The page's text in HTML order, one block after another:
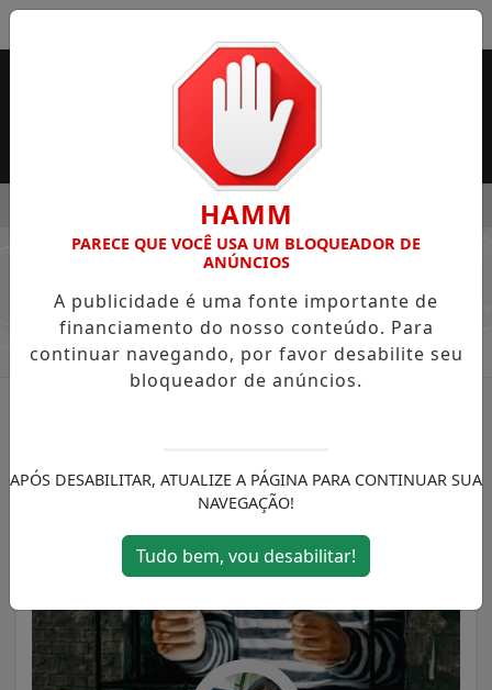
ROSSI SERÁ BREVEMENTE INAUGURADA EM
EM ALTA
/ COLUNAS LUA SOUZA
HAMM
PARECE QUE VOCÊ USA UM BLOQUEADOR DE
ANÚNCIOS
A publicidade é uma fonte importante de
financiamento do nosso conteúdo. Para
continuar navegando, por favor desabilite seu
bloqueador de anúncios.
APÓS DESABILITAR, ATUALIZE A PÁGINA PARA CONTINUAR SUA
NAVEGAÇÃO!
Tudo bem, vou desabilitar!